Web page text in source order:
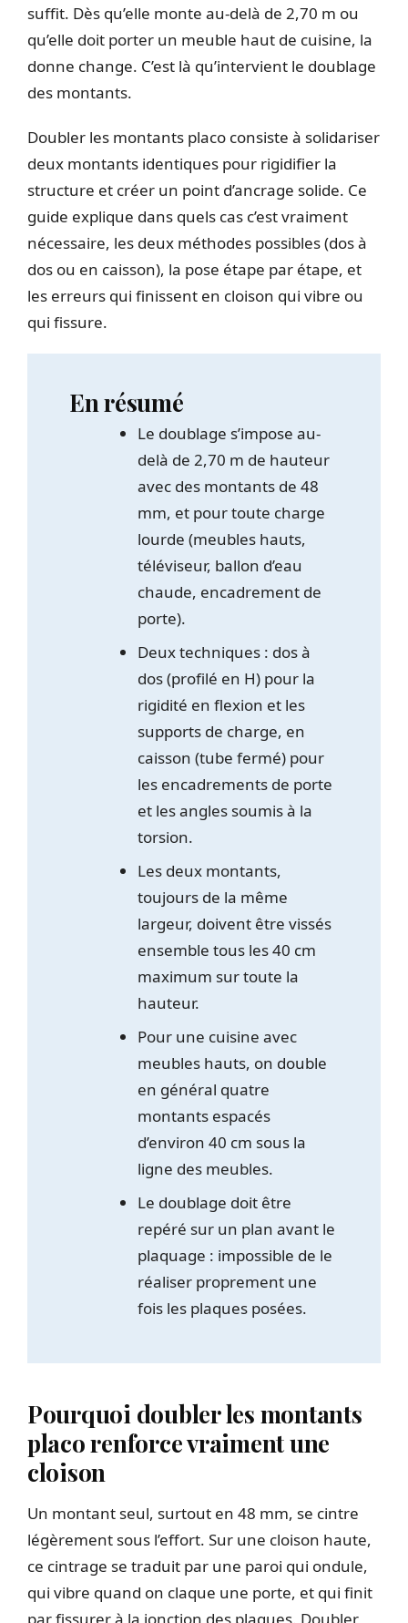
suffit. Dès qu’elle monte au-delà de 2,70 m ou
qu’elle doit porter un meuble haut de cuisine, la
donne change. C’est là qu’intervient le doublage
des montants.
Doubler les montants placo consiste à solidariser
deux montants identiques pour rigidifier la
structure et créer un point d’ancrage solide. Ce
guide explique dans quels cas c’est vraiment
nécessaire, les deux méthodes possibles (dos à
dos ou en caisson), la pose étape par étape, et
les erreurs qui finissent en cloison qui vibre ou
qui fissure.
En résumé
Le doublage s’impose au-
delà de 2,70 m de hauteur
avec des montants de 48
mm, et pour toute charge
lourde (meubles hauts,
téléviseur, ballon d’eau
chaude, encadrement de
porte).
Deux techniques : dos à
dos (profilé en H) pour la
rigidité en flexion et les
supports de charge, en
caisson (tube fermé) pour
les encadrements de porte
et les angles soumis à la
torsion.
Les deux montants,
toujours de la même
largeur, doivent être vissés
ensemble tous les 40 cm
maximum sur toute la
hauteur.
Pour une cuisine avec
meubles hauts, on double
en général quatre
montants espacés
d’environ 40 cm sous la
ligne des meubles.
Le doublage doit être
repéré sur un plan avant le
plaquage : impossible de le
réaliser proprement une
fois les plaques posées.
Pourquoi doubler les montants
placo renforce vraiment une
cloison
Un montant seul, surtout en 48 mm, se cintre
légèrement sous l’effort. Sur une cloison haute,
ce cintrage se traduit par une paroi qui ondule,
qui vibre quand on claque une porte, et qui finit